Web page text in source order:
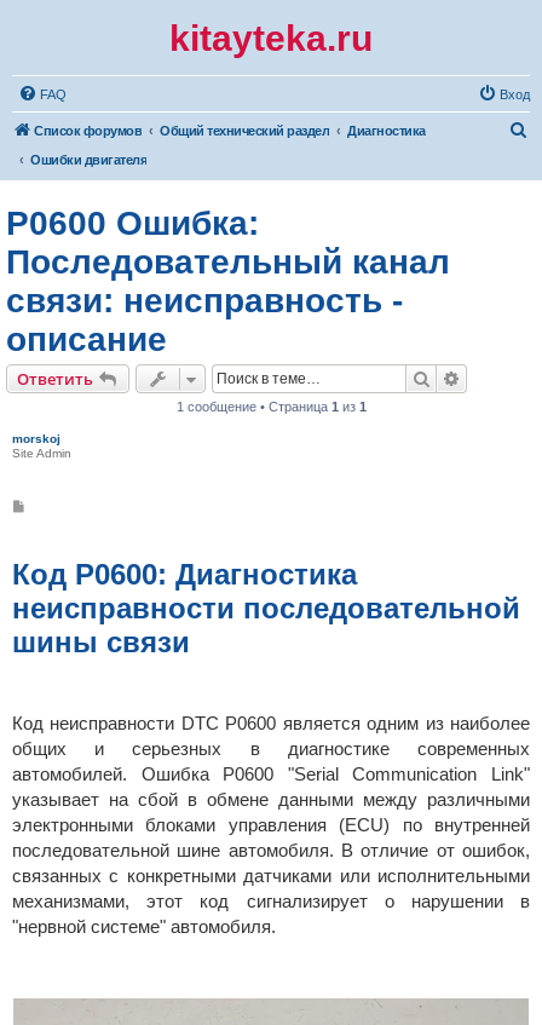
kitayteka.ru
FAQ Вход
Список форумов Общий технический раздел
Диагностика
Ошибки двигателя
P0600 Ошибка:
Последовательный канал
связи: неисправность -
описание
Ответить Поиск
1 сообщение • Страница 1 из 1
morskoj
Site Admin
щ
е
и
е
Код P0600: Диагностика
неисправности последовательной
шины связи
Код неисправности DTC P0600 является одним из наиболее
общих и серьезных в диагностике современных
автомобилей. Ошибка P0600 "Serial Communication Link"
указывает на сбой в обмене данными между различными
электронными блоками управления (ECU) по внутренней
последовательной шине автомобиля. В отличие от ошибок,
связанных с конкретными датчиками или исполнительными
механизмами, этот код сигнализирует о нарушении в
"нервной системе" автомобиля.